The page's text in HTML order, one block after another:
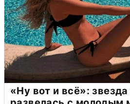
«Ну вот и всё»: